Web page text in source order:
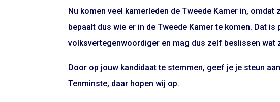
Nu komen veel kamerleden de Tweede Kamer in,
bepaalt dus wie er in de Tweede Kamer te komen. Dat
volksvertegenwoordiger en mag dus zelf beslissen wat
Door op jouw kandidaat te stemmen, geef je je steun
Tenminste, daar hopen wij op.